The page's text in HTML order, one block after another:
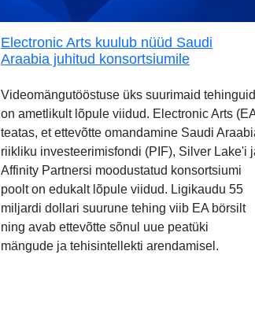
Electronic Arts kuulub nüüd Saudi
Araabia juhitud konsortsiumile
Videomängutööstuse üks suurimaid tehinguid
on ametlikult lõpule viidud. Electronic Arts
teatas, et ettevõtte omandamine Saudi
riikliku investeerimisfondi (PIF), Silver Lake'i
Affinity Partnersi moodustatud konsortsiumi
poolt on edukalt lõpule viidud. Ligikaudu 55
miljardi dollari suurune tehing viib EA börsilt
ning avab ettevõtte sõnul uue peatüki
mängude ja tehisintellekti arendamisel.